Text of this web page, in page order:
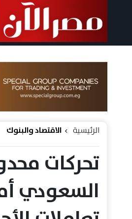
الرئيسية الاقتصاد والبنوك
تحركات
السعودي